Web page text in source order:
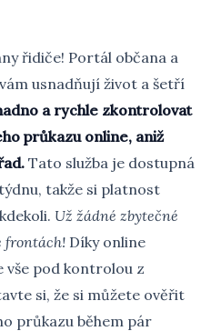
řidiče! Portál občana a
usnadňují život a šetří
a rychle zkontrolovat
průkazu online, aniž
Tato služba je dostupná
takže si platnost
Už žádné zbytečné
frontách! Díky online
vše pod kontrolou z
si, že si můžete ověřit
průkazu během pár